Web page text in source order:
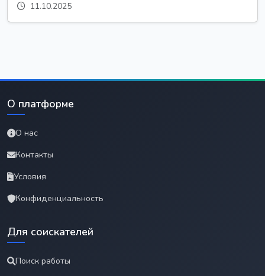
11.10.2025
О платформе
О нас
Контакты
Условия
Конфиденциальность
Для соискателей
Поиск работы